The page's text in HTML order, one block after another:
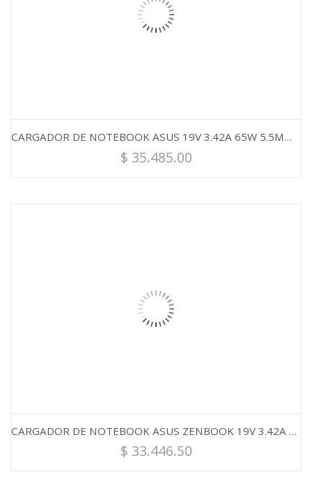
CARGADOR DE NOTEBOOK ASUS 19V 3.42A 65W 5.5MM X 2.5MM
$ 35.485.00
CARGADOR DE NOTEBOOK ASUS ZENBOOK 19V 3.42A 65W 4.0mm x 1.35mm
$ 33.446.50